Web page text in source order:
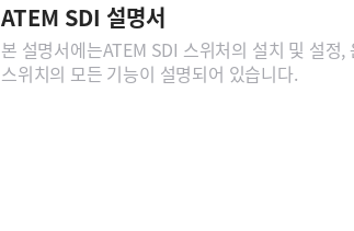
ATEM SDI 설명서
본 설명서에는ATEM SDI 스위처의 설치 및 설정,
스위치의 모든 기능이 설명되어 있습니다.